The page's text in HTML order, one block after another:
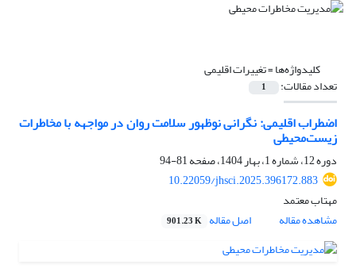
کلیدواژه‌ها =تغییرات اقلیمی
تعداد مقالات: 1
اضطراب اقلیمی: نگرانی نوظهور سلامت روان در مواجهه با مخاطرات
زیست‌محیطی
دوره 12، شماره 1، بهار 1404، صفحه
81-94
10.22059/jhsci.2025.396172.883
مهتاب معتمد
مشاهده مقاله
اصل مقاله 901.23 K